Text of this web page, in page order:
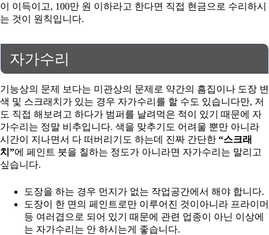
이 이득이고, 100만 원 이하라고 한다면 직접 현금으로 수리하시
는 것이 원칙입니다.
자가수리
기능상의 문제 보다는 미관상의 문제로 약간의 흠집이나 도장 변
색 및 스크래치가 있는 경우 자가수리를 할 수도 있습니다만, 저
도 직접 해보려고 하다가 범퍼를 날려먹은 적이 있기 때문에 자
가수리는 정말 비추입니다. 색을 맞추기도 어려울 뿐만 아니라
시간이 지나면서 다 떠버리기도 하는데 진짜 간단한 “스크래
치”에 페인트 붓을 칠하는 정도가 아니라면 자가수리는 말리고
싶습니다.
도장을 하는 경우 먼지가 없는 작업공간에서 해야 합니다.
도장이 한 면의 페인트로만 이루어진 것이아니라 프라이머
등 여러겹으로 되어 있기 때문에 관련 업종이 아닌 이상에
는 자가수리는 안 하시는게 좋습니다.